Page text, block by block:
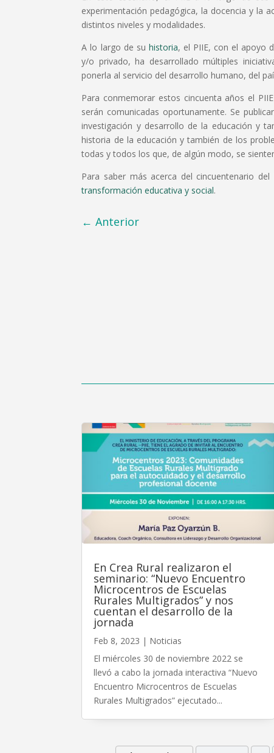
experimentación pedagógica, la docencia y la
distintos niveles y modalidades.
A lo largo de su historia, el PIIE, con el apoyo
y/o privado, ha desarrollado múltiples
ponerla al servicio del desarrollo humano, del
Para conmemorar estos cincuenta años el
serán comunicadas oportunamente. Se
investigación y desarrollo de la educación y
historia de la educación y también de los
todas y todos los que, de algún modo, se
Para saber más acerca del cincuentenario
transformación educativa y social.
←Anterior
En Crea Rural realizaron el
seminario: “Nuevo Encuentro
Microcentros de Escuelas
Rurales Multigrados” y nos
cuentan el desarrollo de la
jornada
Feb 8, 2023 | Noticias
El miércoles 30 de noviembre 2022 se
llevó a cabo la jornada interactiva “Nuevo
Encuentro Microcentros de Escuelas
Rurales Multigrados” ejecutado...